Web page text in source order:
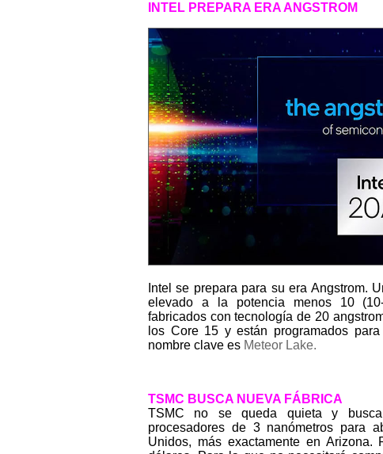
INTEL PREPARA ERA ANGSTROM
Intel se prepara para su era Angstrom.
elevado a la potencia menos 10 (10
fabricados con tecnología de 20
los Core 15 y están programados
nombre clave es Meteor Lake.
TSMC BUSCA NUEVA FÁBRICA
TSMC no se queda quieta y
procesadores de 3 nanómetros para
Unidos, más exactamente en